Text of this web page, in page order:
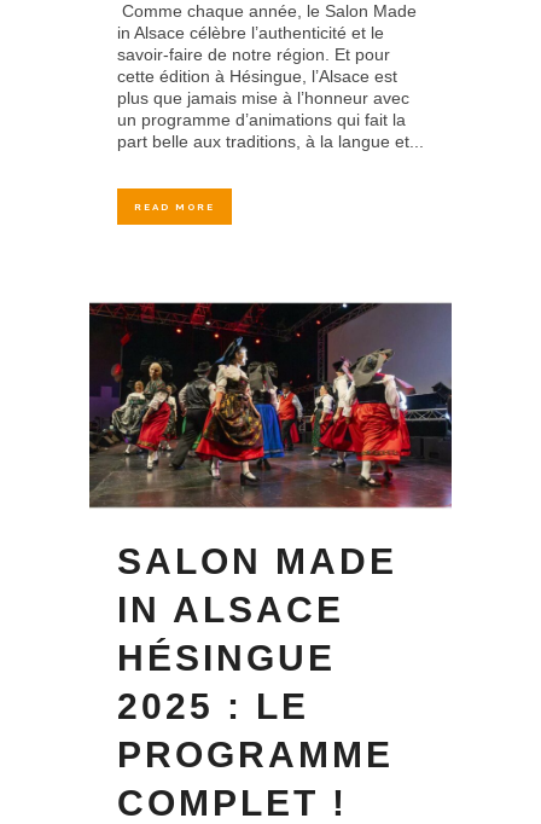
Comme chaque année, le Salon Made
in Alsace célèbre l’authenticité et le
savoir-faire de notre région. Et pour
cette édition à Hésingue, l’Alsace est
plus que jamais mise à l’honneur avec
un programme d’animations qui fait la
part belle aux traditions, à la langue et...
READ MORE
SALON MADE
IN ALSACE
HÉSINGUE
2025 : LE
PROGRAMME
COMPLET !